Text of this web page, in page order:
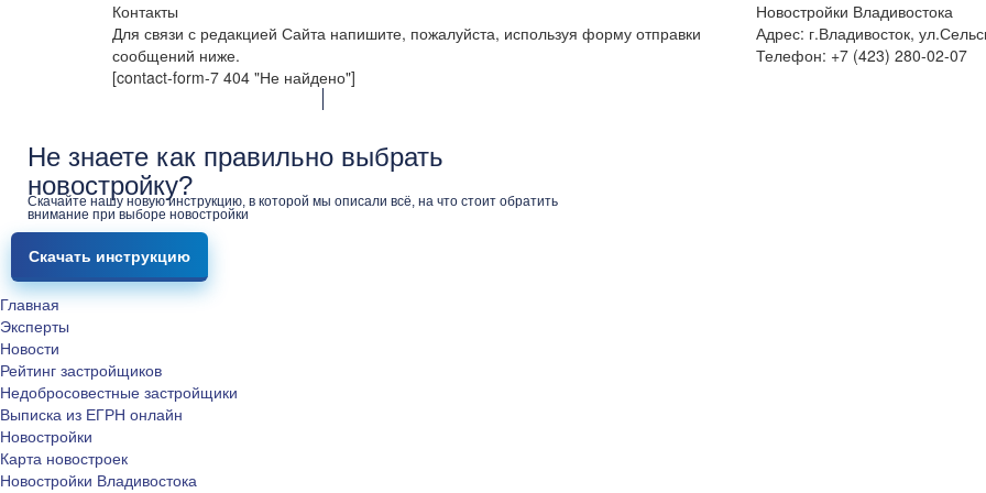
Контакты
Для связи с редакцией Сайта напишите, пожалуйста, используя форму отправки
сообщений ниже.
[contact-form-7 404 "Не найдено"]
Новостройки Владивостока
Адрес: г.Владивосток,
Телефон: +7 (423) 280-02-07
Не знаете как правильно выбрать
новостройку?
Скачайте нашу новую инструкцию, в которой мы описали всё, на что стоит обратить
внимание при выборе новостройки
Скачать инструкцию
Главная
Эксперты
Новости
Рейтинг застройщиков
Недобросовестные застройщики
Выписка из ЕГРН онлайн
Новостройки
Карта новостроек
Новостройки Владивостока